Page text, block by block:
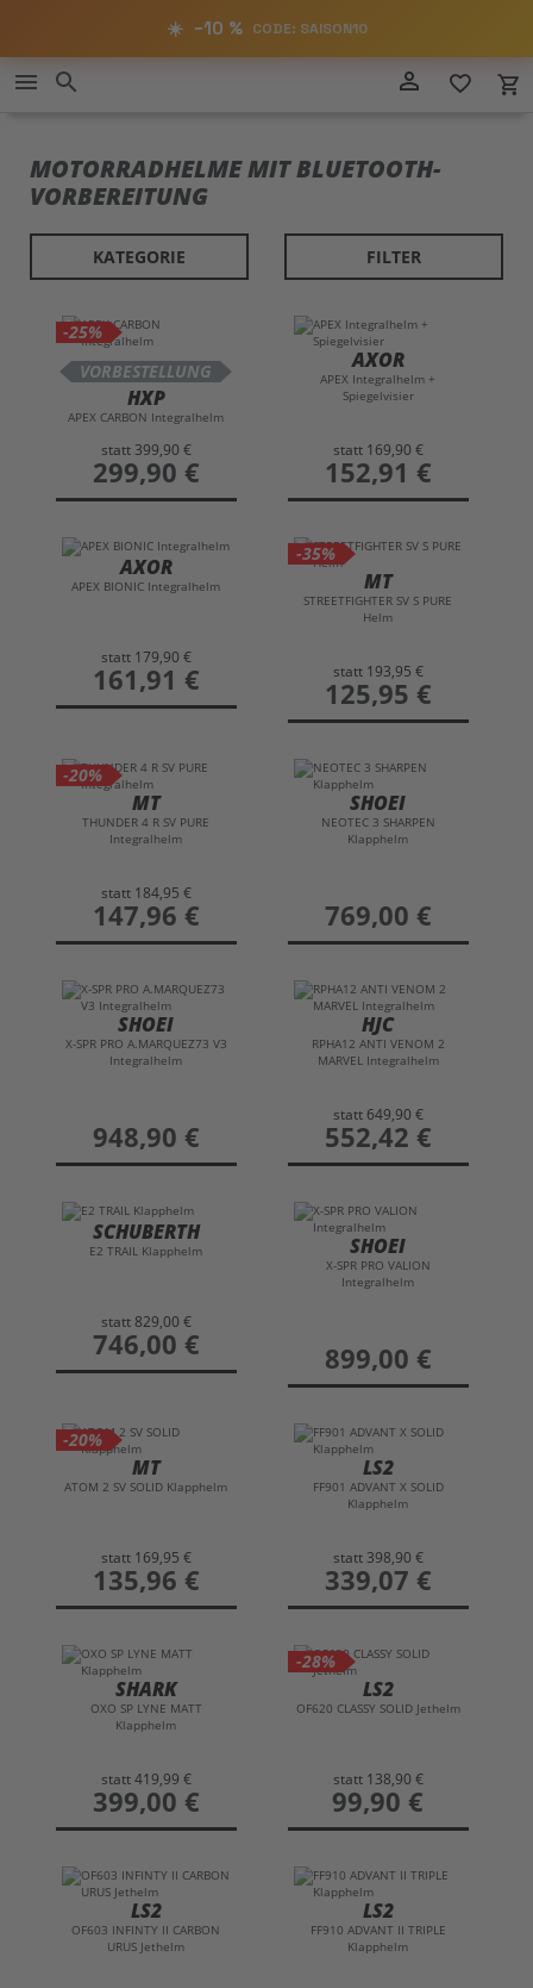
−10%RABATT
☀️ −10 % CODE: SAISON10
person_outline favorite_border local_grocery_store
menu search
MOTORRADHELME MIT BLUETOOTH-
VORBEREITUNG
KATEGORIE FILTER
-25%
VORBESTELLUNG
HXP
APEX CARBON Integralhelm
statt 399,90 €
preis
299,90 €
AXOR
APEX Integralhelm +
Spiegelvisier
statt 169,90 €
preis
152,91 €
AXOR
APEX BIONIC Integralhelm
statt 179,90 €
preis
161,91 €
-35%
MT
STREETFIGHTER SV S PURE
Helm
statt 193,95 €
preis
125,95 €
-20%
MT
THUNDER 4 R SV PURE
Integralhelm
statt 184,95 €
preis
147,96 €
SHOEI
NEOTEC 3 SHARPEN
Klapphelm
preis
769,00 €
SHOEI
X-SPR PRO A.MARQUEZ73 V3
Integralhelm
preis
948,90 €
HJC
RPHA12 ANTI VENOM 2
MARVEL Integralhelm
statt 649,90 €
preis
552,42 €
SCHUBERTH
E2 TRAIL Klapphelm
statt 829,00 €
preis
746,00 €
SHOEI
X-SPR PRO VALION
Integralhelm
preis
899,00 €
-20%
MT
ATOM 2 SV SOLID Klapphelm
statt 169,95 €
preis
135,96 €
LS2
FF901 ADVANT X SOLID
Klapphelm
statt 398,90 €
preis
339,07 €
SHARK
OXO SP LYNE MATT
Klapphelm
statt 419,99 €
preis
399,00 €
-28%
LS2
OF620 CLASSY SOLID Jethelm
statt 138,90 €
preis
99,90 €
LS2
OF603 INFINTY II CARBON
URUS Jethelm
LS2
FF910 ADVANT II TRIPLE
Klapphelm